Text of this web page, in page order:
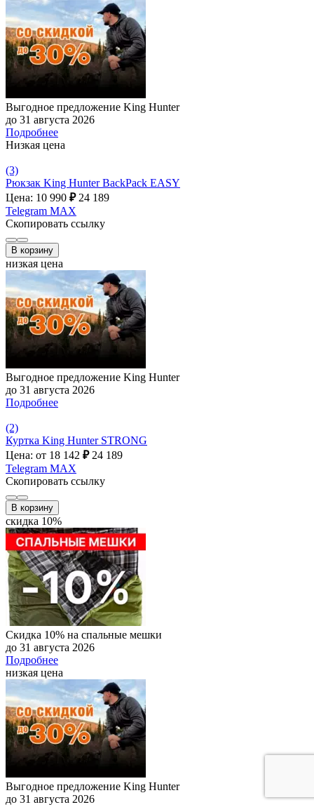
Выгодное предложение King Hunter
до 31 августа 2026
Подробнее
Низкая цена
(3)
Рюкзак King Hunter BackPack EASY
Цена: 10 990 ₽ 24 189
Telegram MAX
Скопировать ссылку
В корзину
низкая цена
Выгодное предложение King Hunter
до 31 августа 2026
Подробнее
(2)
Куртка King Hunter STRONG
Цена: от 18 142 ₽ 24 189
Telegram MAX
Скопировать ссылку
В корзину
скидка 10%
Скидка 10% на спальные мешки
до 31 августа 2026
Подробнее
низкая цена
Выгодное предложение King Hunter
до 31 августа 2026